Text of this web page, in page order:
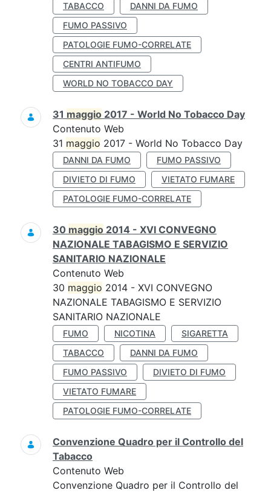
TABACCO
DANNI DA FUMO
FUMO PASSIVO
PATOLOGIE FUMO-CORRELATE
CENTRI ANTIFUMO
WORLD NO TOBACCO DAY
31 maggio 2017 - World No Tobacco Day
Contenuto Web
31 maggio 2017 - World No Tobacco Day
DANNI DA FUMO
FUMO PASSIVO
DIVIETO DI FUMO
VIETATO FUMARE
PATOLOGIE FUMO-CORRELATE
30 maggio 2014 - XVI CONVEGNO
NAZIONALE TABAGISMO E SERVIZIO
SANITARIO NAZIONALE
Contenuto Web
30 maggio 2014 - XVI CONVEGNO
NAZIONALE TABAGISMO E SERVIZIO
SANITARIO NAZIONALE
FUMO NICOTINA
SIGARETTA
TABACCO
DANNI DA FUMO
FUMO PASSIVO
DIVIETO DI FUMO
VIETATO FUMARE
PATOLOGIE FUMO-CORRELATE
Convenzione Quadro per il Controllo del
Tabacco
Contenuto Web
Convenzione Quadro per il Controllo del